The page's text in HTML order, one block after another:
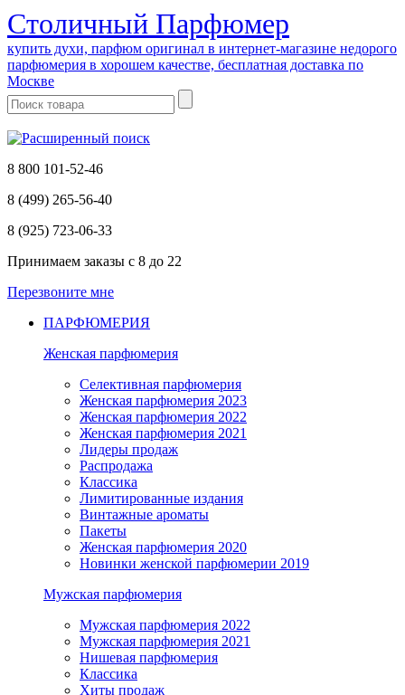
Cтоличный Парфюмер
купить духи, парфюм оригинал в интернет-магазине недорого
парфюмерия в хорошем качестве, бесплатная доставка по
Москве
8 800 101-52-46
8 (499) 265-56-40
8 (925) 723-06-33
Принимаем заказы с 8 до 22
Перезвоните мне
ПАРФЮМЕРИЯ
Женская парфюмерия
Селективная парфюмерия
Женская парфюмерия 2023
Женская парфюмерия 2022
Женская парфюмерия 2021
Лидеры продаж
Распродажа
Классика
Лимитированные издания
Винтажные ароматы
Пакеты
Женская парфюмерия 2020
Новинки женской парфюмерии 2019
Мужская парфюмерия
Мужская парфюмерия 2022
Мужская парфюмерия 2021
Нишевая парфюмерия
Классика
Хиты продаж